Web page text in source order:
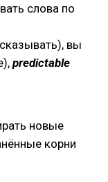
слова по
вы
predictable
новые
корни